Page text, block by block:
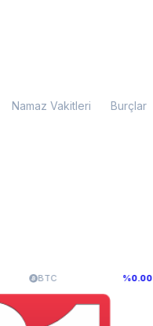
Namaz Vakitleri Burçlar
$64.837,13